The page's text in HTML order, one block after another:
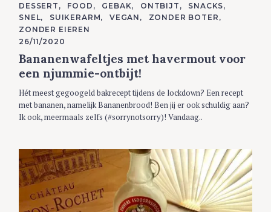
C
A
T
E
G
O
R
I
S
DESSERT FOOD GEBAK ONTBIJT
SNACKS
SNEL
SUIKERARM VEGAN
ZONDER BOTER
ZONDER EIEREN
26/11/2020
Bananenwafeltjes met havermout voor
een njummie-ontbijt!
Hét meest gegoogeld bakrecept tijdens de lockdown? Een recept
met bananen, namelijk Bananenbrood! Ben jij er ook schuldig aan?
Ik ook, meermaals zelfs (#sorrynotsorry)! Vandaag..